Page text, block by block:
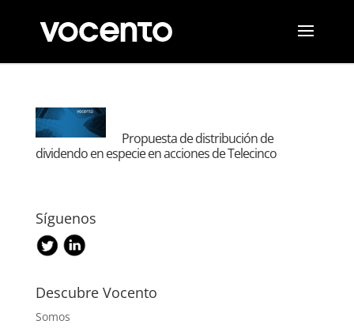
Propuesta de distribución de
dividendo en especie en acciones de Telecinco
Síguenos
Descubre Vocento
Somos